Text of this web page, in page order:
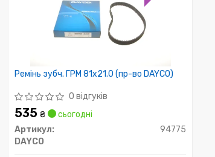
Ремінь зубч. ГРМ 81x21.0 (пр-во DAYCO)
0 відгуків
535₴
сьогодні
Артикул:
94775
DAYCO